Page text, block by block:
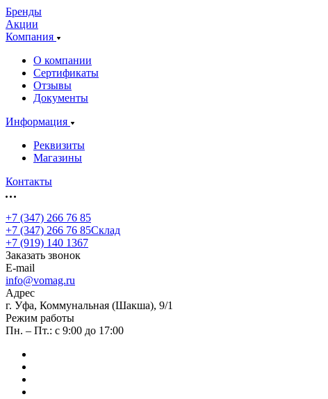
Бренды
Акции
Компания
О компании
Сертификаты
Отзывы
Документы
Информация
Реквизиты
Магазины
Контакты
+7 (347) 266 76 85
+7 (347) 266 76 85Склад
+7 (919) 140 1367
Заказать звонок
E-mail
info@vomag.ru
Адрес
г. Уфа, Коммунальная (Шакша), 9/1
Режим работы
Пн. – Пт.: с 9:00 до 17:00